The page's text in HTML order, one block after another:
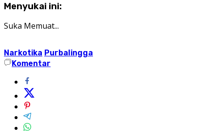
Menyukai ini:
Suka Memuat...
Narkotika PurbaIingga
Komentar